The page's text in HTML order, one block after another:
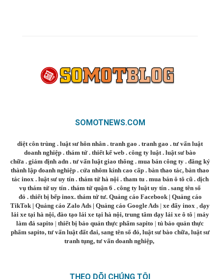
SOMOTNEWS.COM
diệt côn trùng . luật sư hôn nhân . tranh gao . tranh gao . tư vấn luật
doanh nghiệp . thám tử . thiết kế web . công ty luật. luật sư bào
chữa. giám định adn. tư vấn luật giao thông . mua bán công ty. đăng ký
thành lập doanh nghiệp . cửa nhôm kính cao cấp . bàn thao tác, bàn thao
tác inox. luật sư uy tín. thám tử hà nội. tham tu. mua bán ô tô cũ. dịch
vụ thám tử uy tín . thám tử quận 6 . công ty luật uy tín . sang tên sổ
đỏ . thiết bị bếp inox. thám tử tư. Quảng cáo Facebook| Quảng cáo
TikTok | Quảng cáo Zalo Ads | Quảng cáo Google Ads | xe đẩy inox , dạy
lái xe tại hà nội, đào tạo lái xe tại hà nội, trung tâm dạy lái xe ô tô | máy
làm đá sapito | thiết bị bảo quản thực phẩm sapito | tủ bảo quản thực
phẩm sapito, tư vấn luật đất đai, sang tên sổ đỏ, luật sư bào chữa, luật sư
tranh tụng, tư vấn doanh nghiệp,
THEO DÕI CHÚNG TÔI